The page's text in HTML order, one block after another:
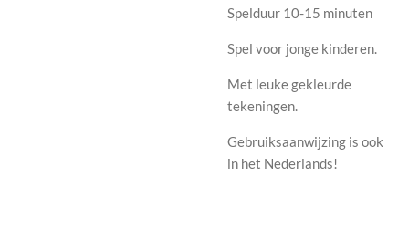
Spelduur 10-15 minuten
Spel voor jonge kinderen.
Met leuke gekleurde
tekeningen.
Gebruiksaanwijzing is ook
in het Nederlands!